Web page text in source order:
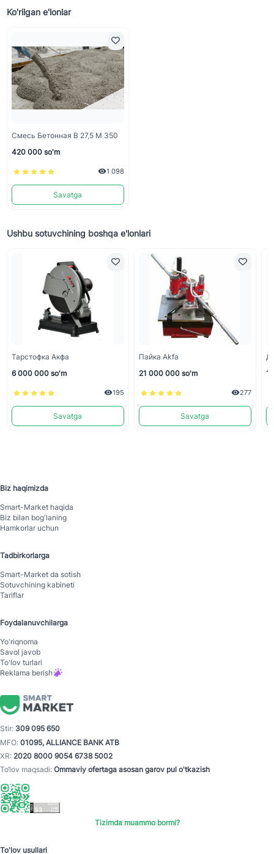
Ko'rilgan e'lonlar
Смесь Бетонная В 27,5 М 350
420 000 so'm
1 098
Savatga
Ushbu sotuvchining boshqa e'lonlari
Тарстофка Акфа
6 000 000 so'm
195
Savatga
Пайка Akfa
21 000 000 so'm
277
Savatga
1
Biz haqimizda
Smart-Mаrket haqida
Biz bilan bog'laning
Hamkorlar uchun
Tadbirkorlarga
Smart-Mаrket da sotish
Sotuvchining kabineti
Tariflar
Foydalanuvchilarga
Yo'riqnoma
Savol javob
To'lov turlari
Reklama berish
Stir: 309 095 650
MFO: 01095, ALLIANCE BANK ATB
XR: 2020 8000 9054 6738 5002
To‘lov maqsadi: Ommaviy ofertaga asosan garov pul o'tkazish
Tizimda muammo bormi?
To'lov usullari